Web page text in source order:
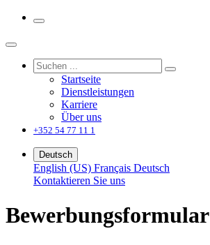
Startseite
Dienstleistungen
Karriere
Über uns
+352 54 77 11 1
Deutsch
English (US) Français Deutsch
Kontaktieren Sie uns
Bewerbungsformular